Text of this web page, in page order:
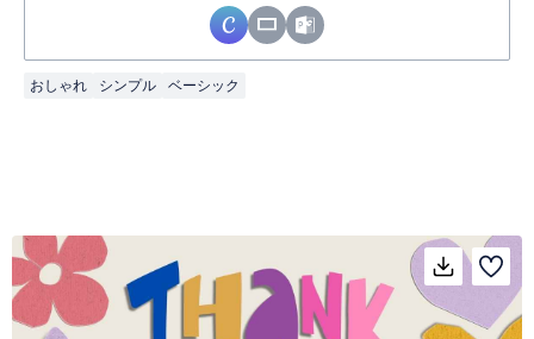
おしゃれ シンプル ベーシック